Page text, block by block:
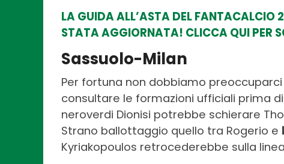
LA GUIDA ALL’ASTA DEL
STATA AGGIORNATA! CLICCA QUI PER
Sassuolo-Milan
Per fortuna non dobbiamo
consultare le formazioni ufficiali prima
neroverdi Dionisi potrebbe schierare
Strano ballottaggio quello tra Rogerio e
Kyriakopoulos retrocederebbe sulla